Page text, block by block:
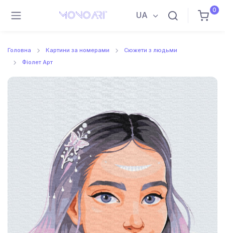
UA
0
Головна Картини за номерами
Сюжети з людьми
Фіолет Арт